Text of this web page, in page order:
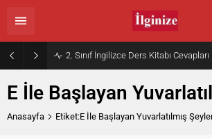
E İle Başlayan
Anasayfa Etiket:E İle Başlayan Yuvarlatılmış